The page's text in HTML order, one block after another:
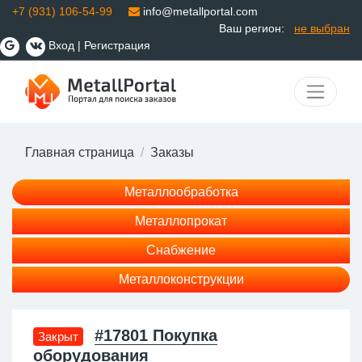
+7 (931) 106-54-99
info@metallportal.com
Ваш регион:
не выбран
Вход | Регистрация
Главная страница Заказы
Металлообработка
Металлопрокат
Снабжение
Металлоконструкции
Закрыт
#17801 Покупка
оборудования